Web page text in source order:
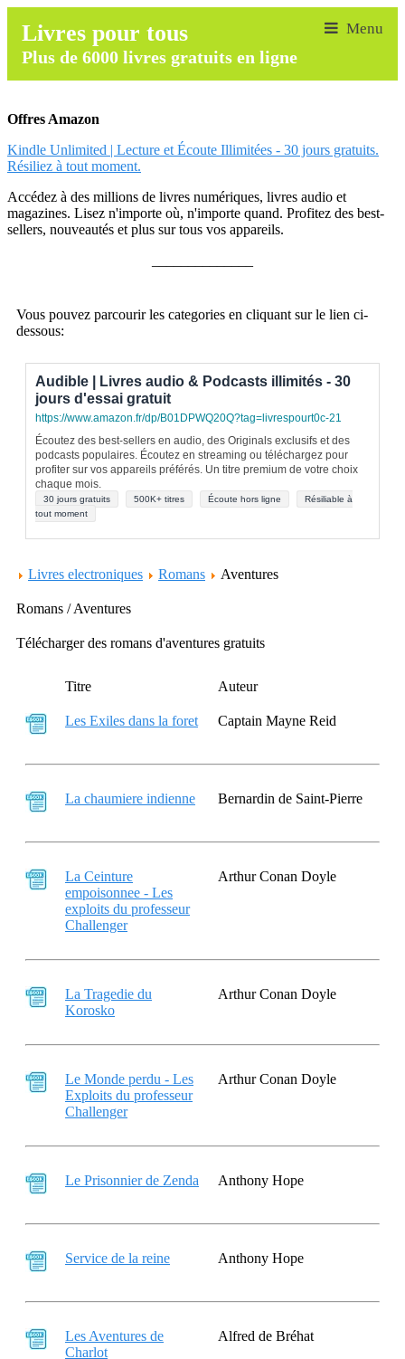
Livres pour tous
Plus de 6000 livres gratuits en ligne
Offres Amazon
Kindle Unlimited | Lecture et Écoute Illimitées - 30 jours gratuits.
Résiliez à tout moment.
Accédez à des millions de livres numériques, livres audio et
magazines. Lisez n'importe où, n'importe quand. Profitez des best-
sellers, nouveautés et plus sur tous vos appareils.
Vous pouvez parcourir les categories en cliquant sur le lien ci-
dessous:
Audible | Livres audio & Podcasts illimités - 30
jours d'essai gratuit
https://www.amazon.fr/dp/B01DPWQ20Q?tag=livrespourt0c-21
Écoutez des best-sellers en audio, des Originals exclusifs et des
podcasts populaires. Écoutez en streaming ou téléchargez pour
profiter sur vos appareils préférés. Un titre premium de votre choix
chaque mois.
30 jours gratuits 500K+ titres Écoute hors ligne
Résiliable à
tout moment
Livres electroniques Romans Aventures
Romans / Aventures
Télécharger des romans d'aventures gratuits
Titre Auteur
Les Exiles dans la foret Captain Mayne Reid
La chaumiere indienne Bernardin de Saint-Pierre
La Ceinture
empoisonnee - Les
exploits du professeur
Challenger
Arthur Conan Doyle
La Tragedie du
Korosko
Arthur Conan Doyle
Le Monde perdu - Les
Exploits du professeur
Challenger
Arthur Conan Doyle
Le Prisonnier de Zenda Anthony Hope
Service de la reine Anthony Hope
Les Aventures de
Charlot
Alfred de Bréhat